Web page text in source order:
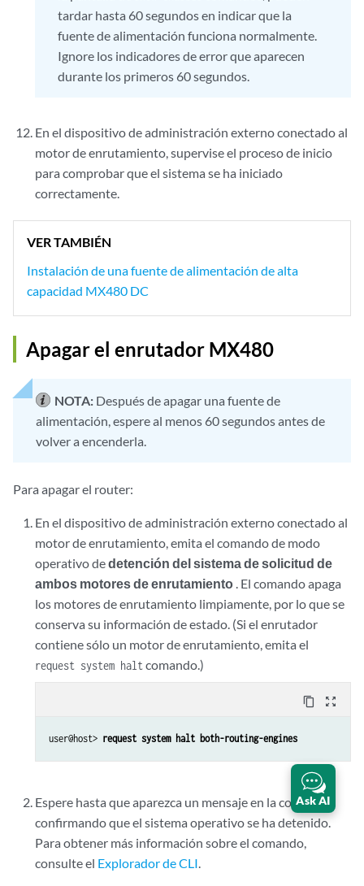
tardar hasta 60 segundos en indicar que la
fuente de alimentación funciona normalmente.
Ignore los indicadores de error que aparecen
durante los primeros 60 segundos.
En el dispositivo de administración externo conectado al
motor de enrutamiento, supervise el proceso de inicio
para comprobar que el sistema se ha iniciado
correctamente.
VER TAMBIÉN
Instalación de una fuente de alimentación de alta
capacidad MX480 DC
Apagar el enrutador MX480
NOTA: Después de apagar una fuente de
alimentación, espere al menos 60 segundos antes de
volver a encenderla.
Para apagar el router:
En el dispositivo de administración externo conectado al
motor de enrutamiento, emita el comando de modo
operativo dedetención del sistema de solicitud de
ambos motores de enrutamiento . El comando apaga
los motores de enrutamiento limpiamente, por lo que se
conserva su información de estado. (Si el enrutador
contiene sólo un motor de enrutamiento, emita el
request system haltcomando.)
content_copy zoom_out_map
user@host> request system halt both-routing-engines
Espere hasta que aparezca un mensaje en la consola
confirmando que el sistema operativo se ha detenido.
Para obtener más información sobre el comando,
consulte el Explorador de CLI.
Ask AI